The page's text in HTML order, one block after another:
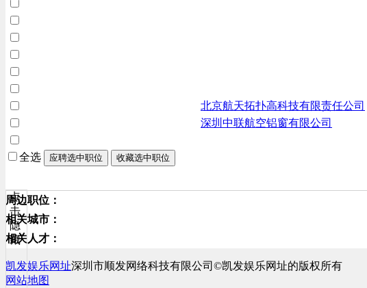
北京航天拓扑高科技有限责任公司
深圳中联航空铝窗有限公司
全选
应聘选中职位 收藏选中职位
周边职位：
相关城市：
相关人才：
凯发娱乐网址深圳市顺发网络科技有限公司©凯发娱乐网址的版权所有
点
击
隐
藏
网站地图